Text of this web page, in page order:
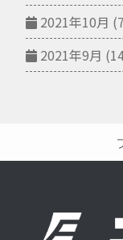
2021年10月
2021年9月